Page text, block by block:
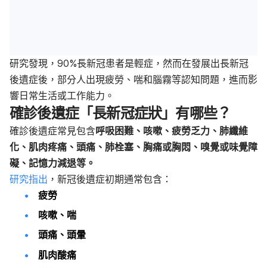
研究發現，90%長新冠患者是輕症，然而在發展出長新冠
後遺症後，部分人出現疲勞、喘和腦霧等認知問題，進而影
響日常生活或工作能力。
確診後遺症「長新冠症狀」 有哪些？
確診後遺症常見包含呼吸困難、咳嗽、疲勞乏力、肺纖維
化、肌肉疼痛、頭痛、肺栓塞、胸痛或胸悶、嗅覺或味覺障
礙、記憶力減退等。
研究指出 ，新冠後遺症初期通常包含：
疲勞
咳嗽、喘
頭痛、頭暈
肌肉酸痛